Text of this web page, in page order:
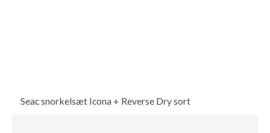
Seac snorkelsæt Icona + Reverse Dry sort